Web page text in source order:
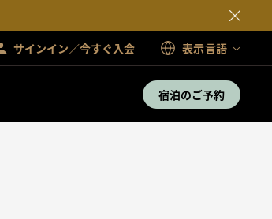
サインイン／今すぐ入会 表示言語
宿泊のご予約